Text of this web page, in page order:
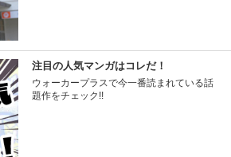
注目の人気マンガはコレだ！
ウォーカープラスで今一番読まれている話
題作をチェック!!